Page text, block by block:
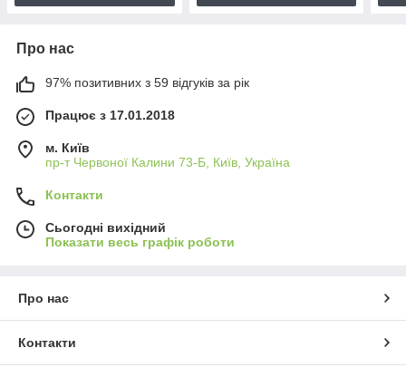
Про нас
97% позитивних з 59 відгуків за рік
Працює з 17.01.2018
м. Київ
пр-т Червоної Калини 73-Б, Київ, Україна
Контакти
Сьогодні вихідний
Показати весь графік роботи
Про нас
Контакти